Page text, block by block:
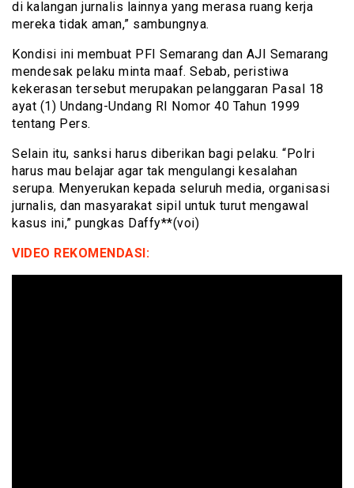
di kalangan jurnalis lainnya yang merasa ruang kerja
mereka tidak aman,” sambungnya.
Kondisi ini membuat PFI Semarang dan AJI Semarang
mendesak pelaku minta maaf. Sebab, peristiwa
kekerasan tersebut merupakan pelanggaran Pasal 18
ayat (1) Undang-Undang RI Nomor 40 Tahun 1999
tentang Pers.
Selain itu, sanksi harus diberikan bagi pelaku. “Polri
harus mau belajar agar tak mengulangi kesalahan
serupa. Menyerukan kepada seluruh media, organisasi
jurnalis, dan masyarakat sipil untuk turut mengawal
kasus ini,” pungkas Daffy**(voi)
VIDEO REKOMENDASI: